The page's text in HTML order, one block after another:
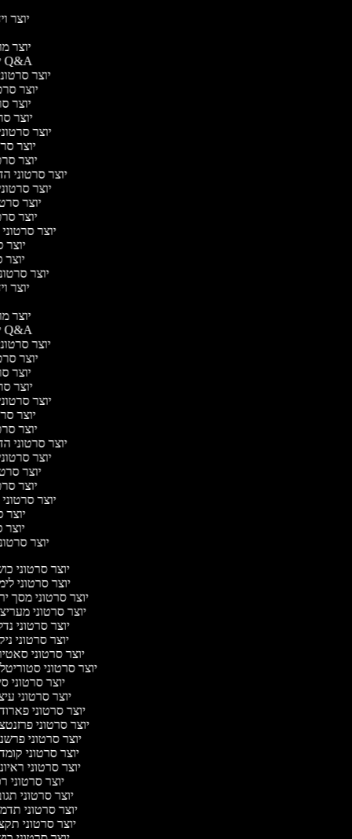
יוצר
יוצר
יוצר סרטוני Q&A
יוצר
יוצר
יוצר
יוצר
יוצר
יוצר
יוצר
יוצר סרטוני
יוצר
יוצר
יוצר
יוצר
יוצר
יוצר
יוצר
יוצר
יוצר
יוצר סרטוני Q&A
יוצר
יוצר
יוצר
יוצר
יוצר
יוצר
יוצר
יוצר סרטוני
יוצר
יוצר
יוצר
יוצר
יוצר
יוצר
יוצר
יוצר סרטוני
יוצר סרטוני
יוצר סרטוני מסך
יוצר סרטוני
יוצר סרטוני
יוצר סרטוני
יוצר סרטוני
יוצר סרטוני
יוצר סרטוני
יוצר סרטוני
יוצר סרטוני
יוצר סרטוני
יוצר סרטוני
יוצר סרטוני
יוצר סרטוני
יוצר סרטוני
יוצר סרטוני
יוצר סרטוני
יוצר סרטוני